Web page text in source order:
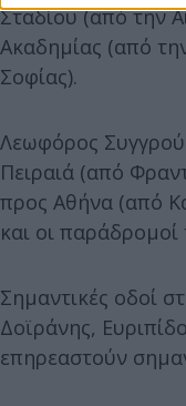
Σταδίου (από την
Ακαδημίας (από
Σοφίας).
Λεωφόρος
Πειραιά (από
προς Αθήνα (από
και οι παράδρομοί
Σημαντικές οδοί
Δοϊράνης,
επηρεαστούν